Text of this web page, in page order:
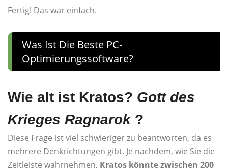
Fertig! Das war einfach.
Was Ist Die Beste PC-
Optimierungssoftware?
Wie alt ist Kratos? Gott des
Krieges Ragnarok?
Diese Frage ist viel schwieriger zu beantworten, da es
mehrere Denkrichtungen gibt. Je nachdem, wie Sie die
Zeitleiste wahrnehmen, Kratos könnte zwischen 200